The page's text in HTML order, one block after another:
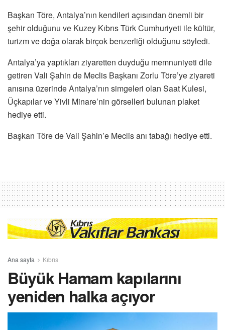
Başkan Töre, Antalya’nın kendileri açısından önemli bir
şehir olduğunu ve Kuzey Kıbrıs Türk Cumhuriyeti ile kültür,
turizm ve doğa olarak birçok benzerliği olduğunu söyledi.
Antalya’ya yaptıkları ziyaretten duyduğu memnuniyeti dile
getiren Vali Şahin de Meclis Başkanı Zorlu Töre’ye ziyareti
anısına üzerinde Antalya’nın simgeleri olan Saat Kulesi,
Üçkapılar ve Yivli Minare’nin görselleri bulunan plaket
hediye etti.
Başkan Töre de Vali Şahin’e Meclis anı tabağı hediye etti.
Ana sayfa Kıbrıs
Büyük Hamam kapılarını
yeniden halka açıyor